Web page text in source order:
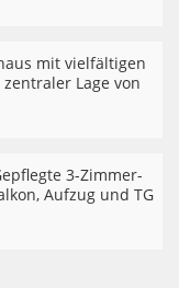
mit vielfältigen
Lage von
3-Zimmer-
Aufzug und TG